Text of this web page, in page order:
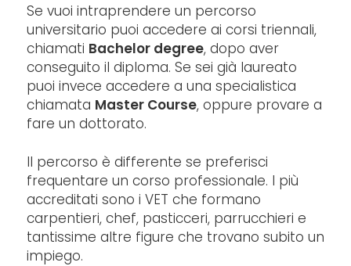
Se vuoi intraprendere un percorso
universitario puoi accedere ai corsi triennali,
chiamati Bachelor degree, dopo aver
conseguito il diploma. Se sei già laureato
puoi invece accedere a una specialistica
chiamata Master Course, oppure provare a
fare un dottorato.
Il percorso è differente se preferisci
frequentare un corso professionale. I più
accreditati sono i VET che formano
carpentieri, chef, pasticceri, parrucchieri e
tantissime altre figure che trovano subito un
impiego.